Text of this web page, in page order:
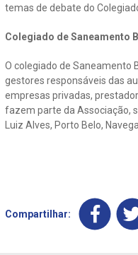
temas de debate do
Colegiado de Saneamento
O colegiado de Saneamento
gestores responsáveis das
empresas privadas,
fazem parte da Associação,
Luiz Alves, Porto Belo,
Compartilhar: